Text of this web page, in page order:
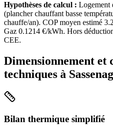
Hypothèses de calcul : Logement
(plancher chauffant basse
chauffe/an). COP moyen estimé 3.2
Gaz 0.1214 €/kWh. Hors
CEE.
Dimensionnement et
techniques à
Bilan thermique simplifié